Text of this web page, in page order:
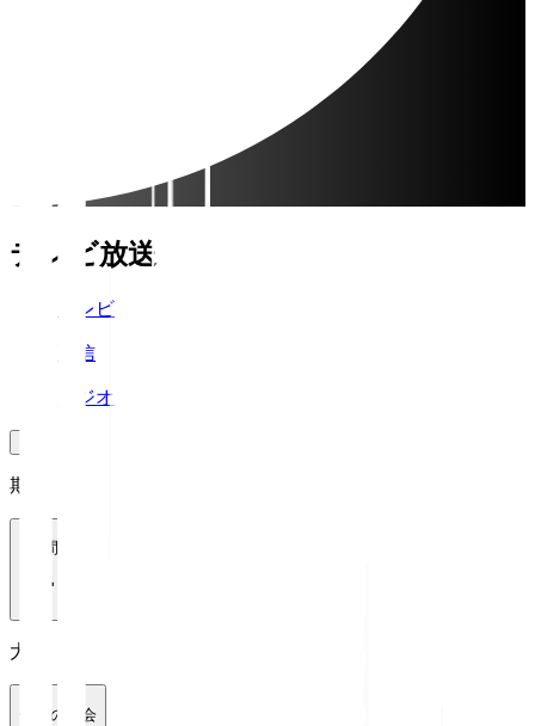
テレビ放送
テレビ
配信
ラジオ
期間
1週間
大会
全ての大会